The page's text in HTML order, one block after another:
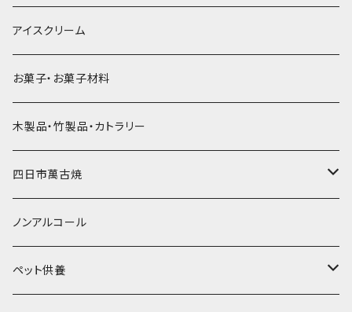
氷アイテム
無添加瓶シロップ
発泡スチロールプリント柄
プラスチック・スプーン
プラスチック・スプーンストロー
コンデンスミルク・練乳・あんこ
かき氷セット
その他かき氷用品
ドライアイス8ｋｇ
ドライアイス10ｋｇ
ドライアイス15ｋｇ
ドライアイス20ｋｇ
ドライアイス25ｋｇ
タンブラー
かき氷器
パスタ・スパゲッティ
惣菜
アイスクリーム
お菓子・お菓子材料
木製品・竹製品・カトラリー
四日市萬古焼
土鍋・土釜
一般土鍋
皿・椀・丼・小物
ノンアルコール
ペット供養